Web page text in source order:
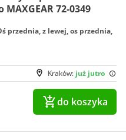
72-0349
przednia, z lewej, os przednia,
Kraków: już jutro
do koszyka